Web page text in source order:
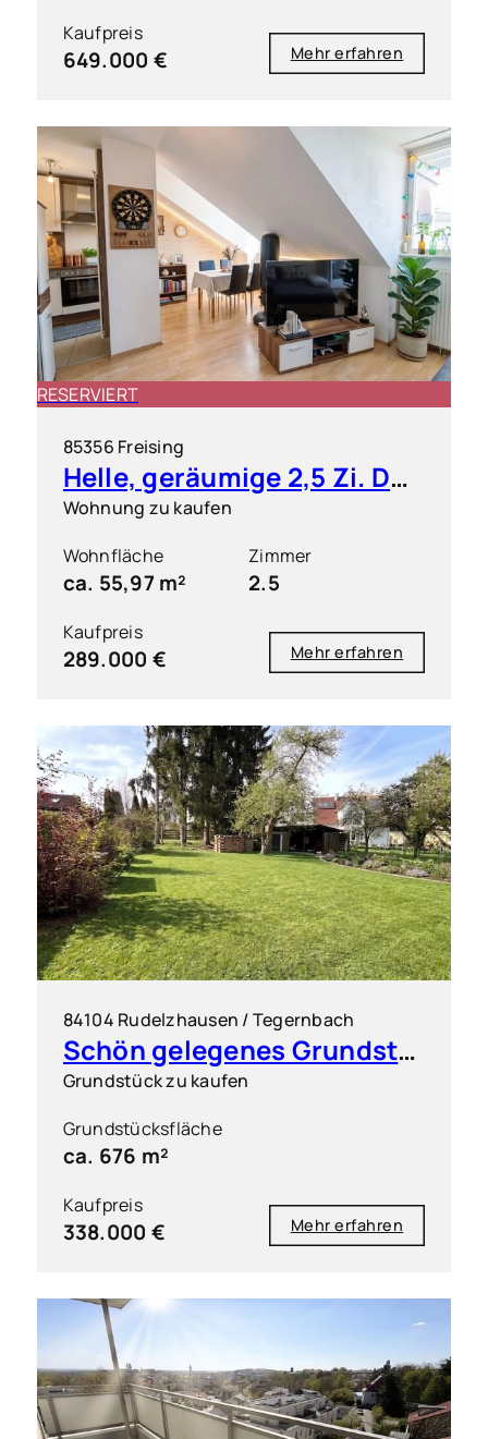
Kaufpreis
649.000 € Mehr erfahren
RESERVIERT
85356 Freising
Helle, geräumige 2,5 Zi. DG ETW mit kleiner Dachterrasse
Wohnung zu kaufen
Wohnfläche
ca. 55,97 m²
Zimmer
2.5
Kaufpreis
289.000 € Mehr erfahren
84104 Rudelzhausen / Tegernbach
Schön gelegenes Grundstück für ein Doppelhaus (2 DHH)
Grundstück zu kaufen
Grundstücksfläche
ca. 676 m²
Kaufpreis
338.000 € Mehr erfahren